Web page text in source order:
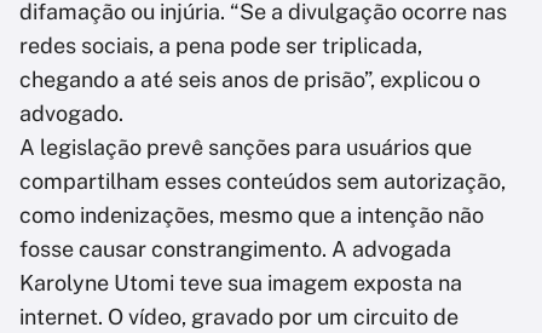
difamação ou injúria. “Se a divulgação ocorre nas
redes sociais, a pena pode ser triplicada,
chegando a até seis anos de prisão”, explicou o
advogado.
A legislação prevê sanções para usuários que
compartilham esses conteúdos sem autorização,
como indenizações, mesmo que a intenção não
fosse causar constrangimento. A advogada
Karolyne Utomi teve sua imagem exposta na
internet. O vídeo, gravado por um circuito de